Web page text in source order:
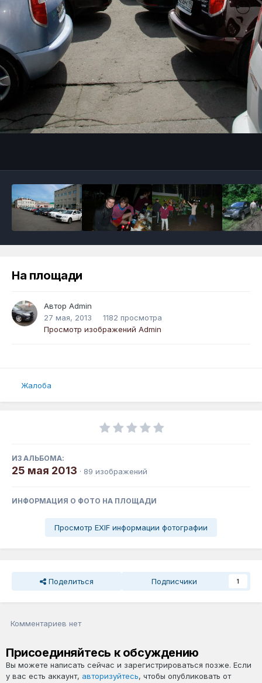
На площади
Автор Admin
27 мая, 2013
1182 просмотра
Просмотр изображений Admin
Жалоба
ИЗ АЛЬБОМА:
25 мая 2013 · 89 изображений
ИНФОРМАЦИЯ О ФОТО НА ПЛОЩАДИ
Просмотр EXIF информации фотографии
Поделиться Подписчики 1
Комментариев нет
Присоединяйтесь к обсуждению
Вы можете написать сейчас и зарегистрироваться позже. Если
у вас есть аккаунт, авторизуйтесь, чтобы опубликовать от